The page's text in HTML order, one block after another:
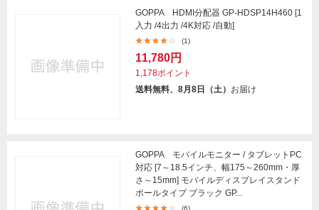
GOPPA HDMI分配器 GP-HDSP14H460 [1
入力 /4出力 /4K対応 /自動]
(1)
11,780円
1,178ポイント
送料無料、8月8日（土） お届け
GOPPA モバイルモニター / タブレットPC
対応 [7～18.5インチ、幅175～260mm・厚
さ～15mm] モバイルディスプレイスタンド
ポールタイプ ブラック GP...
(6)